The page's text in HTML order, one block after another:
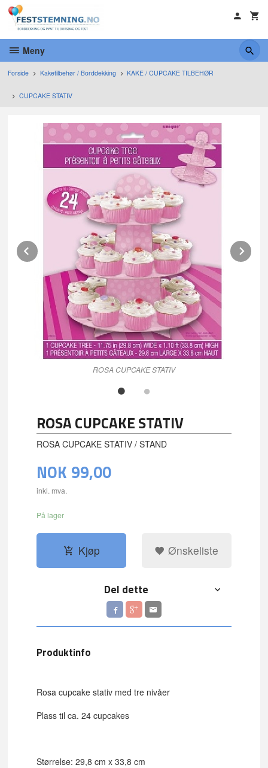
Gå
innholdet
Meny
Forside Kaketilbehør / Borddekking KAKE / CUPCAKE TILBEHØR
CUPCAKE STATIV
ROSA CUPCAKE STATIV
Prev
ROSA CUPCAKE STATIV
ROSA CUPCAKE STATIV / STAND
NOK 99,00
inkl. mva.
På lager
Kjøp Ønskeliste
Del dette
Produktinfo
Rosa cupcake stativ med tre nivåer
Plass til ca. 24 cupcakes
Størrelse: 29,8 cm x 33,8 cm